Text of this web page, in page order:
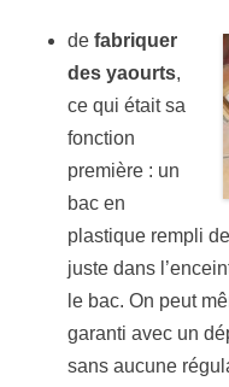
de fabriquer
des yaourts,
ce qui était sa
fonction
première : un
bac en
plastique rempli
juste dans
le bac. On peut
garanti avec un
sans aucune